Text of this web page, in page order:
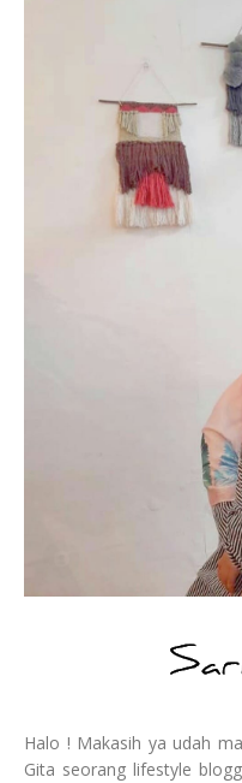
Halo ! Makasih ya udah
Gita seorang lifestyle